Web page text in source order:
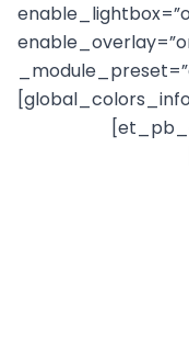
global_colors_info=”{}” sticky_enabled=”0″]
[/el_masonry_gallery][/et_pb_column]